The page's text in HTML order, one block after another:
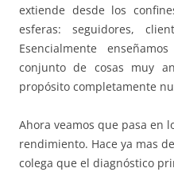
extiende desde los
esferas: seguidores,
Esencialmente
conjunto de cosas muy
propósito completamente
Ahora veamos que pasa en
rendimiento. Hace ya mas
colega que el diagnóstico